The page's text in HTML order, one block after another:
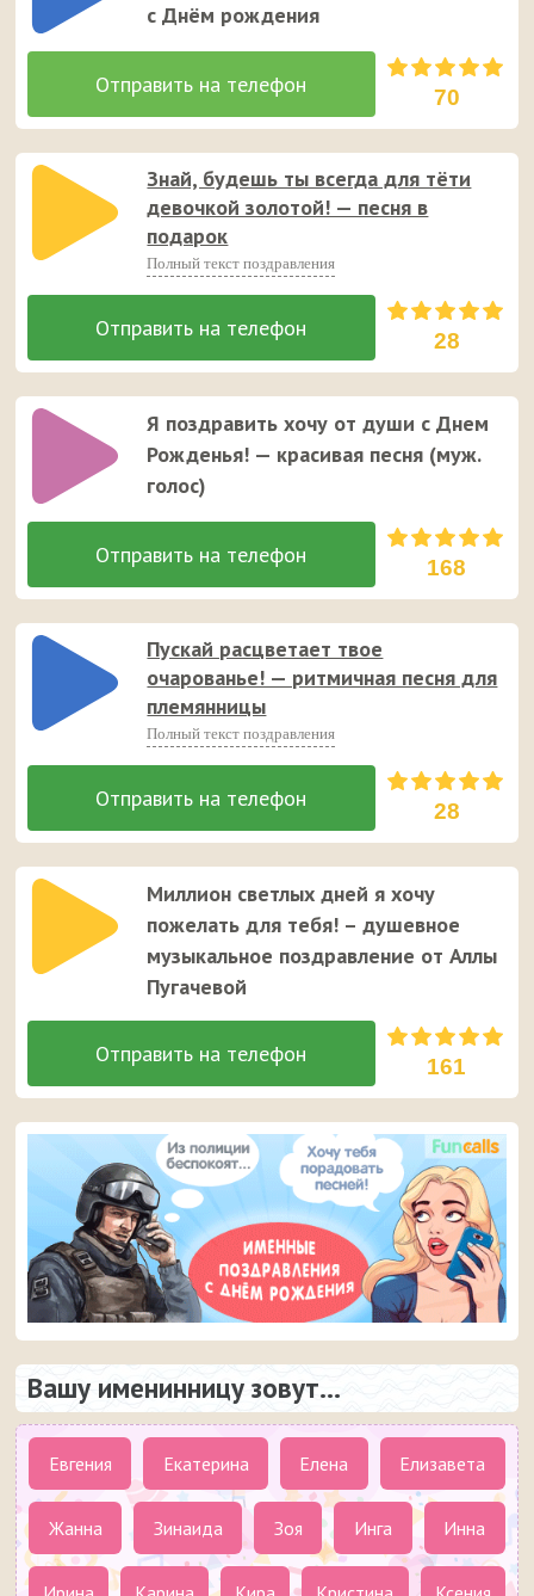
с Днём рождения
70
Знай, будешь ты всегда для тёти
девочкой золотой! — песня в
подарок
Полный текст поздравления
28
Я поздравить хочу от души с Днем
Рожденья! — красивая песня (муж.
голос)
168
Пускай расцветает твое
очарованье! — ритмичная песня для
племянницы
Полный текст поздравления
28
Миллион светлых дней я хочу
пожелать для тебя! – душевное
музыкальное поздравление от Аллы
Пугачевой
161
Вашу именинницу зовут...
Евгения Екатерина Елена Елизавета
Жанна Зинаида Зоя Инга Инна